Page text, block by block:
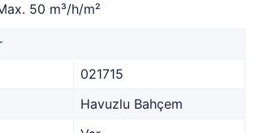
50 m³/h/m²
021715
Havuzlu Bahçem